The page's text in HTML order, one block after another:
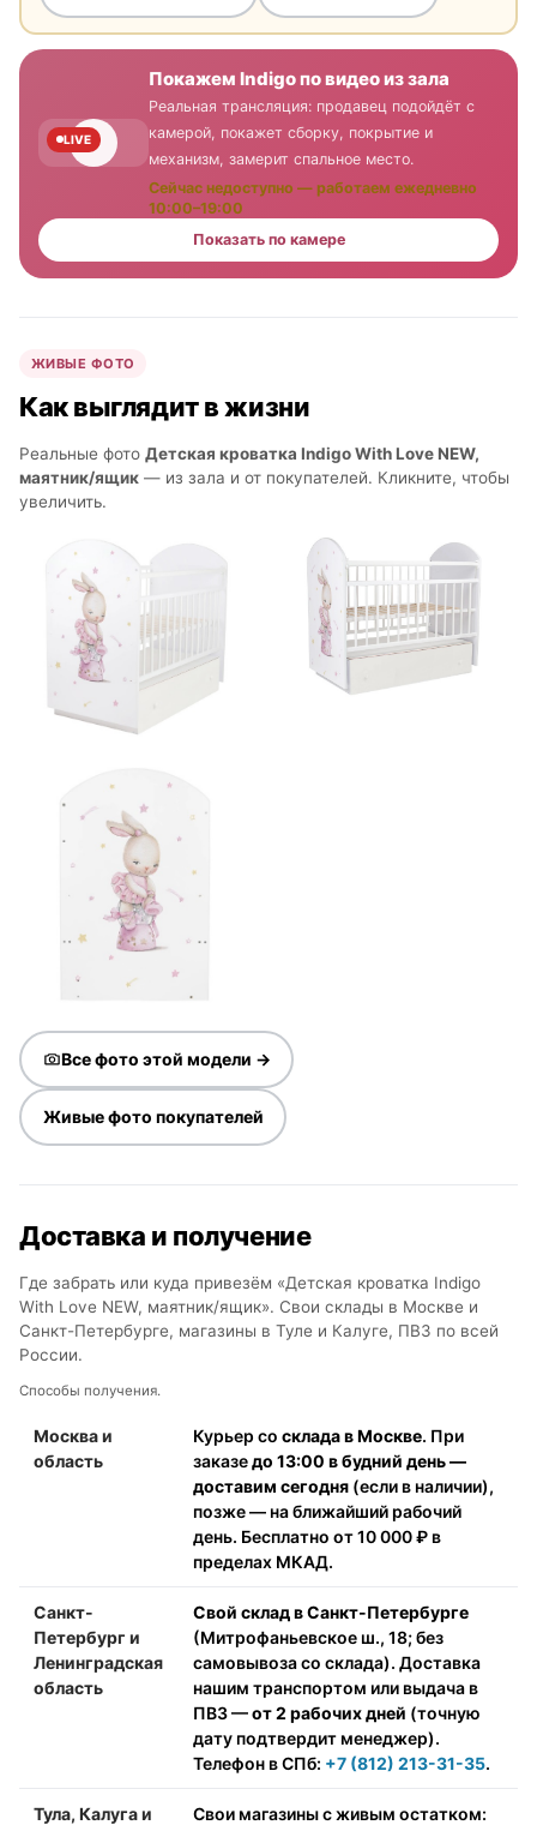
LIVE
Покажем Indigo по видео из зала
Реальная трансляция: продавец подойдёт с
камерой, покажет сборку, покрытие и
механизм, замерит спальное место.
Сейчас недоступно — работаем ежедневно
10:00–19:00
Показать по камере
ЖИВЫЕ ФОТО
Как выглядит в жизни
Реальные фото Детская кроватка Indigo With Love NEW,
маятник/ящик — из зала и от покупателей. Кликните, чтобы
увеличить.
Все фото этой модели →
Живые фото покупателей
Доставка и получение
Где забрать или куда привезём «Детская кроватка Indigo
With Love NEW, маятник/ящик». Свои склады в Москве и
Санкт-Петербурге, магазины в Туле и Калуге, ПВЗ по всей
России.
Способы получения.
Москва и
область
Курьер со склада в Москве. При
заказедо 13:00 в будний день —
доставим сегодня (если в наличии),
позже — на ближайший рабочий
день. Бесплатно от 10 000 ₽ в
пределах МКАД.
Санкт-
Петербург и
Ленинградская
область
Свой склад в Санкт-Петербурге
(Митрофаньевское ш., 18; без
самовывоза со склада). Доставка
нашим транспортом или выдача в
ПВЗ —от 2 рабочих дней (точную
дату подтвердит менеджер).
Телефон в СПб: +7 (812) 213-31-35.
Тула, Калуга и
Свои магазины с живым остатком: